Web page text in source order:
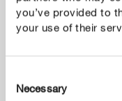
you’ve provided to
your use of their
Selection
Necessary